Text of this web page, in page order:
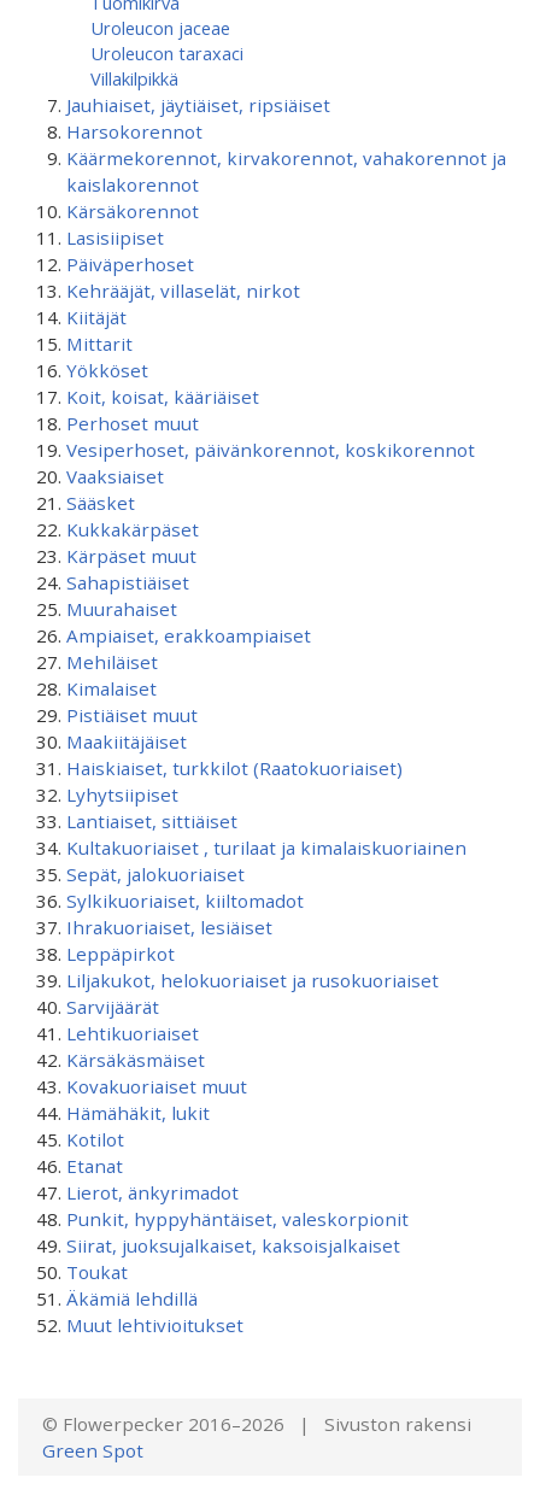
Uroleucon jaceae
Uroleucon taraxaci
Villakilpikkä
Jauhiaiset, jäytiäiset, ripsiäiset
Harsokorennot
Käärmekorennot, kirvakorennot, vahakorennot ja
kaislakorennot
Kärsäkorennot
Lasisiipiset
Päiväperhoset
Kehrääjät, villaselät, nirkot
Kiitäjät
Mittarit
Yökköset
Koit, koisat, kääriäiset
Perhoset muut
Vesiperhoset, päivänkorennot, koskikorennot
Vaaksiaiset
Sääsket
Kukkakärpäset
Kärpäset muut
Sahapistiäiset
Muurahaiset
Ampiaiset, erakkoampiaiset
Mehiläiset
Kimalaiset
Pistiäiset muut
Maakiitäjäiset
Haiskiaiset, turkkilot (Raatokuoriaiset)
Lyhytsiipiset
Lantiaiset, sittiäiset
Kultakuoriaiset , turilaat ja kimalaiskuoriainen
Sepät, jalokuoriaiset
Sylkikuoriaiset, kiiltomadot
Ihrakuoriaiset, lesiäiset
Leppäpirkot
Liljakukot, helokuoriaiset ja rusokuoriaiset
Sarvijäärät
Lehtikuoriaiset
Kärsäkäsmäiset
Kovakuoriaiset muut
Hämähäkit, lukit
Kotilot
Etanat
Lierot, änkyrimadot
Punkit, hyppyhäntäiset, valeskorpionit
Siirat, juoksujalkaiset, kaksoisjalkaiset
Toukat
Äkämiä lehdillä
Muut lehtivioitukset
© Flowerpecker 2016–2026 | Sivuston rakensi
Green Spot